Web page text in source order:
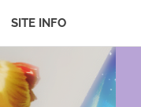
SITE INFO